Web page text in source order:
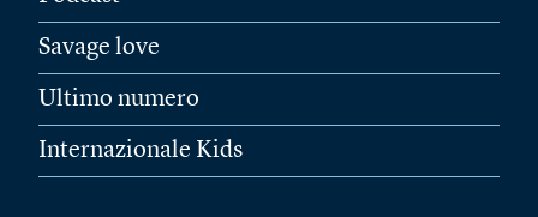
Savage love
Ultimo numero
Internazionale Kids